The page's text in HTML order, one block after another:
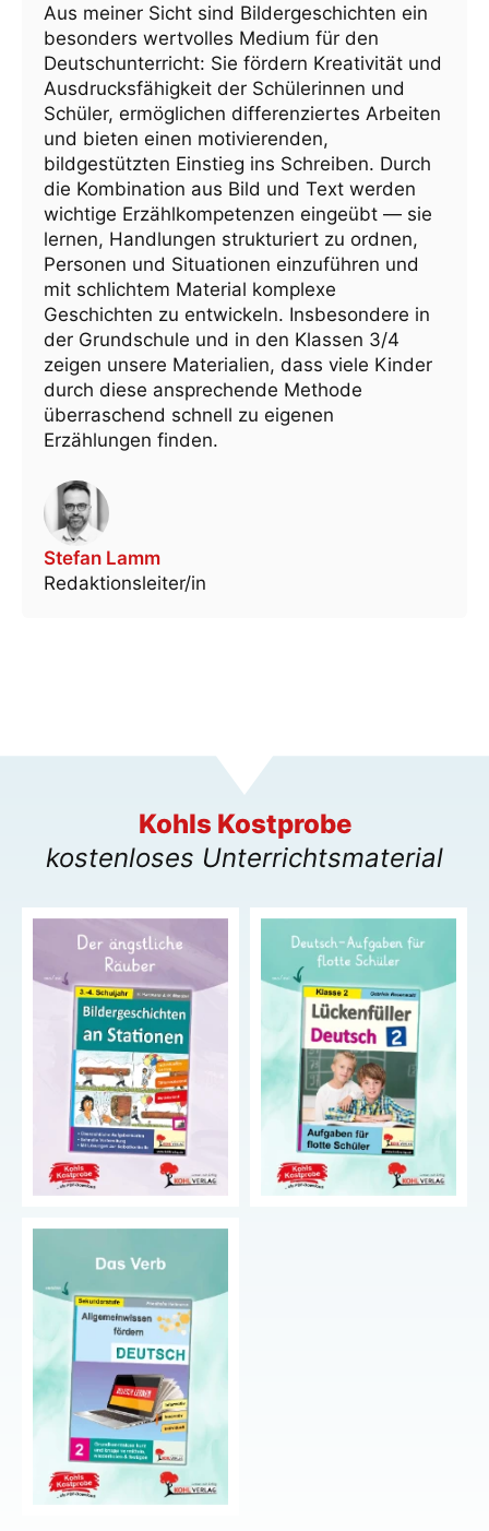
Aus meiner Sicht sind Bildergeschichten ein
besonders wertvolles Medium für den
Deutschunterricht: Sie fördern Kreativität und
Ausdrucksfähigkeit der Schülerinnen und
Schüler, ermöglichen differenziertes Arbeiten
und bieten einen motivierenden,
bildgestützten Einstieg ins Schreiben. Durch
die Kombination aus Bild und Text werden
wichtige Erzählkompetenzen eingeübt — sie
lernen, Handlungen strukturiert zu ordnen,
Personen und Situationen einzuführen und
mit schlichtem Material komplexe
Geschichten zu entwickeln. Insbesondere in
der Grundschule und in den Klassen 3/4
zeigen unsere Materialien, dass viele Kinder
durch diese ansprechende Methode
überraschend schnell zu eigenen
Erzählungen finden.
Stefan Lamm
Redaktionsleiter/in
Kohls Kostprobe
kostenloses Unterrichtsmaterial